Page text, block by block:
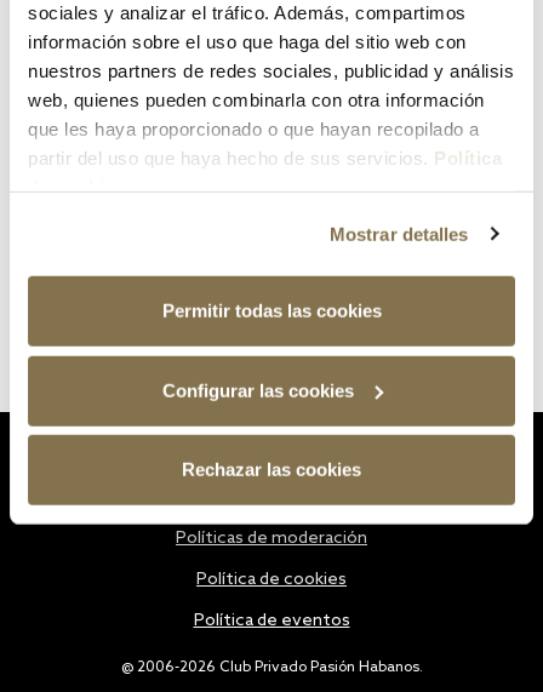
sociales y analizar el tráfico. Además, compartimos
información sobre el uso que haga del sitio web con
nuestros partners de redes sociales, publicidad y análisis
web, quienes pueden combinarla con otra información
que les haya proporcionado o que hayan recopilado a
partir del uso que haya hecho de sus servicios. Política
Mostrar detalles
Permitir todas las cookies
Configurar las cookies
Rechazar las cookies
¿Has olvidado tu contraseña?
@ 2006-2026 Club Privado Pasión Habanos.
Políticas de moderación
Política de cookies
Política de eventos